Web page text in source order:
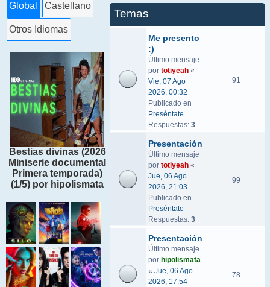
Global Castellano
Otros Idiomas
Bestias divinas (2026
Miniserie documental
Primera temporada)
(1/5) por hipolismata
Temas
Me presento
:)
Último mensaje
por totiyeah «
Vie, 07 Ago
2026, 00:32
Publicado en
Preséntate
Respuestas: 3
91
Presentación
Último mensaje
por totiyeah «
Jue, 06 Ago
2026, 21:03
Publicado en
Preséntate
Respuestas: 3
99
Presentación
Último mensaje
por hipolismata
« Jue, 06 Ago
2026, 17:54
78